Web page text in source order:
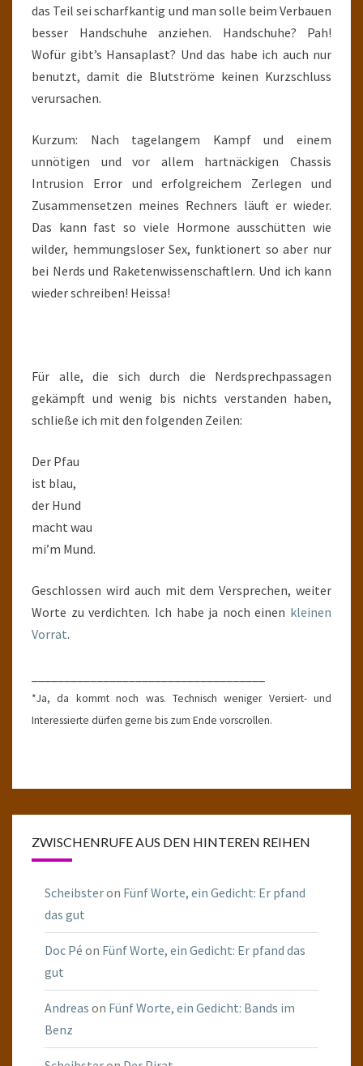
das Teil sei scharfkantig und man solle beim Verbauen
besser Handschuhe anziehen. Handschuhe? Pah!
Wofür gibt’s Hansaplast? Und das habe ich auch nur
benutzt, damit die Blutströme keinen Kurzschluss
verursachen.
Kurzum: Nach tagelangem Kampf und einem
unnötigen und vor allem hartnäckigen Chassis
Intrusion Error und erfolgreichem Zerlegen und
Zusammensetzen meines Rechners läuft er wieder.
Das kann fast so viele Hormone ausschütten wie
wilder, hemmungsloser Sex, funktionert so aber nur
bei Nerds und Raketenwissenschaftlern. Und ich kann
wieder schreiben! Heissa!
Für alle, die sich durch die Nerdsprechpassagen
gekämpft und wenig bis nichts verstanden haben,
schließe ich mit den folgenden Zeilen:
Der Pfau
ist blau,
der Hund
macht wau
mi’m Mund.
Geschlossen wird auch mit dem Versprechen, weiter
Worte zu verdichten. Ich habe ja noch einen kleinen
Vorrat.
*Ja, da kommt noch was. Technisch weniger Versiert- und
Interessierte dürfen gerne bis zum Ende vorscrollen.
ZWISCHENRUFE AUS DEN HINTEREN REIHEN
Scheibsteron Fünf Worte, ein Gedicht: Er pfand
das gut
Doc Pé on Fünf Worte, ein Gedicht: Er pfand das
gut
Andreas on Fünf Worte, ein Gedicht: Bands im
Benz